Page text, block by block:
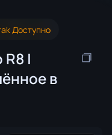
Доступно
|
в